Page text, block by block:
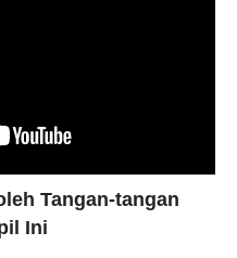
Tangan-tangan
Ini